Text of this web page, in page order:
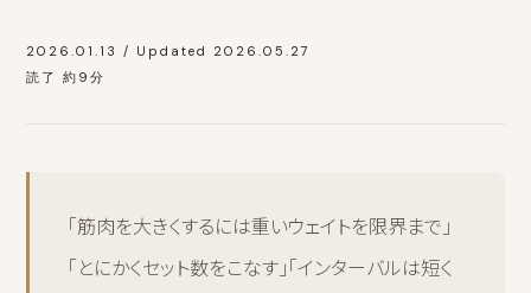
2026.01.13 / Updated 2026.05.27
読了 約9分
「筋肉を大きくするには重いウェイトを限界まで」
「とにかくセット数をこなす」「インターバルは短く